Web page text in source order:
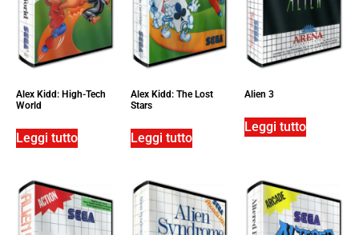
Alex Kidd: High-Tech
World
Leggi tutto
Alex Kidd: The Lost
Stars
Leggi tutto
Alien 3
Leggi tutto